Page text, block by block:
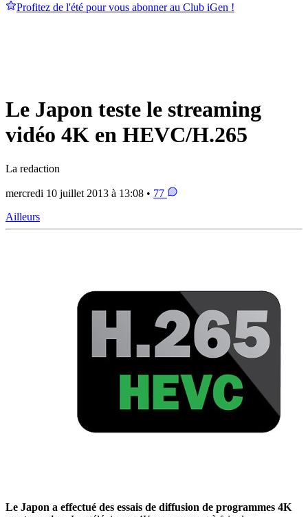
Profitez de l'été pour vous abonner au Club iGen !
Le Japon teste le streaming
vidéo 4K en HEVC/H.265
La redaction
mercredi 10 juillet 2013 à 13:08 • 77
Ailleurs
Le Japon a effectué des essais de diffusion de programmes 4K